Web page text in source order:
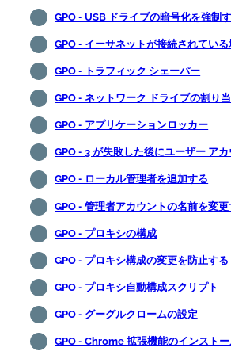
GPO - USB ドライブの暗号化を強制
GPO - イーサネットが接続されてい
GPO - トラフィック シェーパー
GPO - ネットワーク ドライブの割り
GPO - アプリケーションロッカー
GPO - 3 が失敗した後にユーザー ア
GPO - ローカル管理者を追加する
GPO - 管理者アカウントの名前を変更
GPO - プロキシの構成
GPO - プロキシ構成の変更を防止する
GPO - プロキシ自動構成スクリプト
GPO - グーグルクロームの設定
GPO - Chrome 拡張機能のインスト